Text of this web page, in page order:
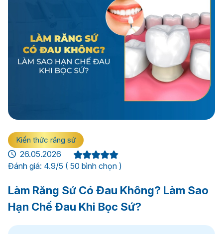
Kiến thức răng sứ
26.05.2026
Đánh giá: 4.9/5 ( 50 bình chọn )
Làm Răng Sứ Có Đau Không? Làm Sao
Hạn Chế Đau Khi Bọc Sứ?